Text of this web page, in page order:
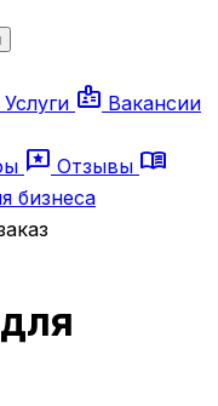
Услуги badge Вакансии
reviews Отзывы menu_book
бизнеса